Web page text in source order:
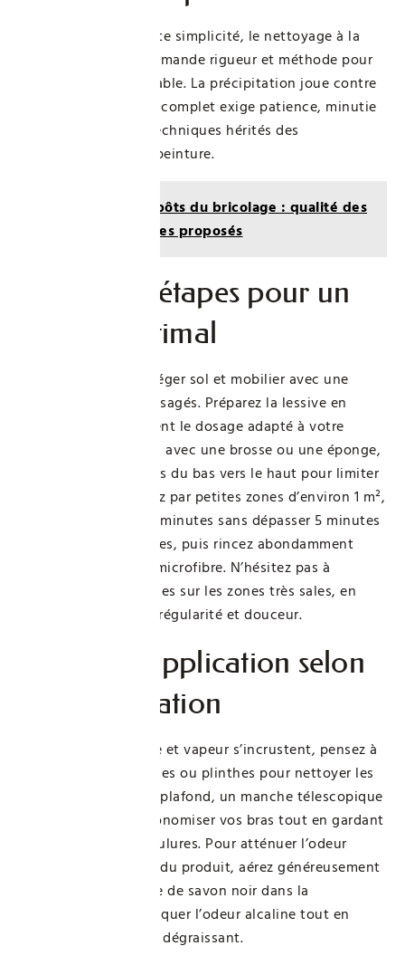
Derrière une apparente simplicité, le nettoyage à la
lessive Saint-Marc demande rigueur et méthode pour
un résultat irréprochable. La précipitation joue contre
vous : le dégraissage complet exige patience, minutie
et quelques gestes techniques hérités des
professionnels de la peinture.
Entrepôts du bricolage : qualité des
produits et services proposés
Ordre des étapes pour un
résultat optimal
Commencez par protéger sol et mobilier avec une
bâche ou des draps usagés. Préparez la lessive en
respectant précisément le dosage adapté à votre
support. Appliquez-la avec une brosse ou une éponge,
en travaillant toujours du bas vers le haut pour limiter
les coulures. Nettoyez par petites zones d’environ 1 m²,
laissez agir quelques minutes sans dépasser 5 minutes
sur les surfaces fragiles, puis rincez abondamment
avant de sécher à la microfibre. N’hésitez pas à
renouveler les passages sur les zones très sales, en
privilégiant toujours régularité et douceur.
Astuces d’application selon
la configuration
En cuisine, où graisse et vapeur s’incrustent, pensez à
retirer les caches-prises ou plinthes pour nettoyer les
coins oubliés. Sur un plafond, un manche télescopique
est précieux pour économiser vos bras tout en gardant
le contrôle sur les coulures. Pour atténuer l’odeur
souvent désagréable du produit, aérez généreusement
et ajoutez une goutte de savon noir dans la
préparation pour masquer l’odeur alcaline tout en
renforçant le pouvoir dégraissant.